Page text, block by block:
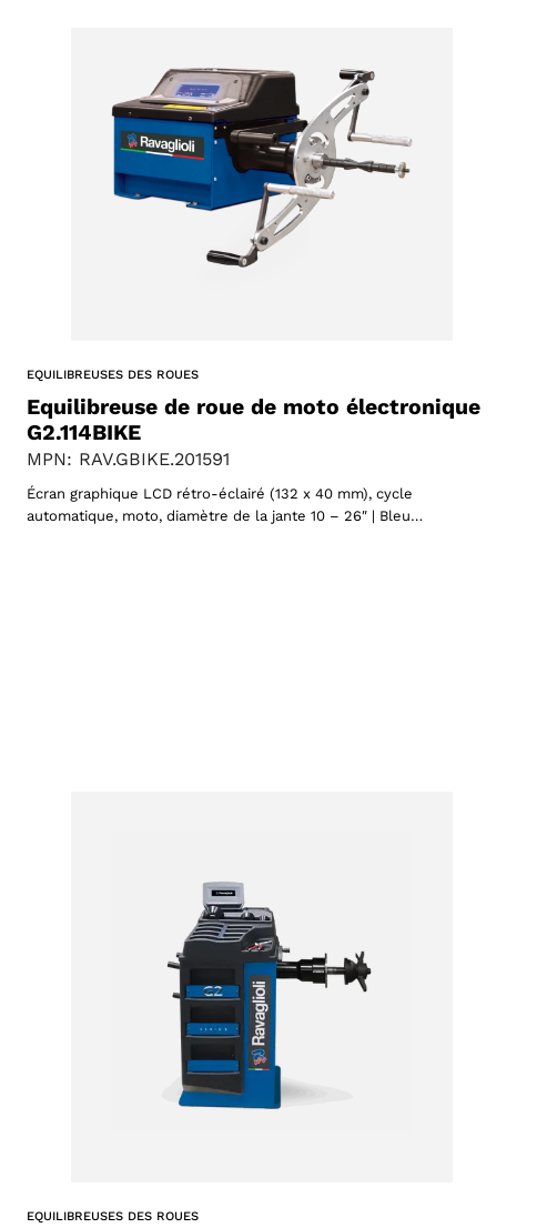
EQUILIBREUSES DES ROUES
Equilibreuse de roue de moto électronique
G2.114BIKE
MPN: RAV.GBIKE.201591
Écran graphique LCD rétro-éclairé (132 x 40 mm), cycle
automatique, moto, diamètre de la jante 10 – 26″ | Bleu…
EQUILIBREUSES DES ROUES